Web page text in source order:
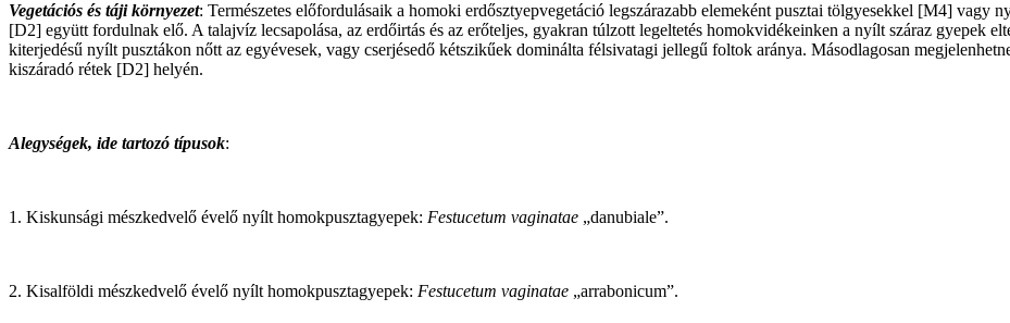
Vegetációs és táji környezet: Természetes előfordulásaik a homoki erdősztyepvegetáció legszárazabb elemeként pusztai tölgyesekkel [M4] vagy
[D2] együtt fordulnak elő. A talajvíz lecsapolása, az erdőirtás és az erőteljes, gyakran túlzott legeltetés homokvidékeinken a nyílt száraz gyepek
kiterjedésű nyílt pusztákon nőtt az egyévesek, vagy cserjésedő kétszikűek dominálta félsivatagi jellegű foltok aránya. Másodlagosan
kiszáradó rétek [D2] helyén.
Alegységek, ide tartozó típusok:
1. Kiskunsági mészkedvelő évelő nyílt homokpusztagyepek: Festucetum vaginatae „danubiale”.
2. Kisalföldi mészkedvelő évelő nyílt homokpusztagyepek: Festucetum vaginatae „arrabonicum”.